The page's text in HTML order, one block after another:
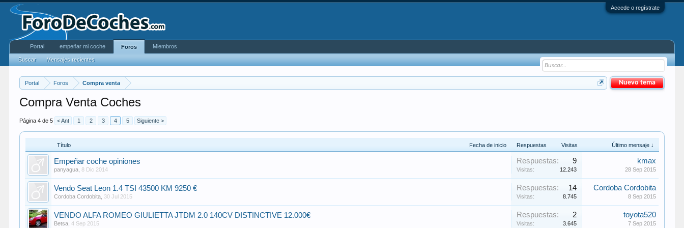
Accede o regístrate
Nuevo tema
Portal Foros Compra venta
Compra Venta Coches
Página 4 de 5 < Ant 1 2 3 4 5 Siguiente >
Título Fecha de inicio Respuestas Visitas Último mensaje ↓
Empeñar coche opiniones
panyagua ,8 Dic 2014
Respuestas: 9
Visitas: 12.243
kmax
28 Sep 2015
Vendo Seat Leon 1.4 TSI 43500 KM 9250 €
Cordoba Cordobita 30 Jul 2015
Respuestas: 14
Visitas: 8.745
Cordoba Cordobita
8 Sep 2015
VENDO ALFA ROMEO GIULIETTA JTDM 2.0 140CV DISTINCTIVE 12.000€
Betsa ,4 Sep 2015
Respuestas: 2
Visitas: 3.645
toyota520
7 Sep 2015
Portal empeñar mi coche Foros
Buscar Mensajes recientes
Miembros